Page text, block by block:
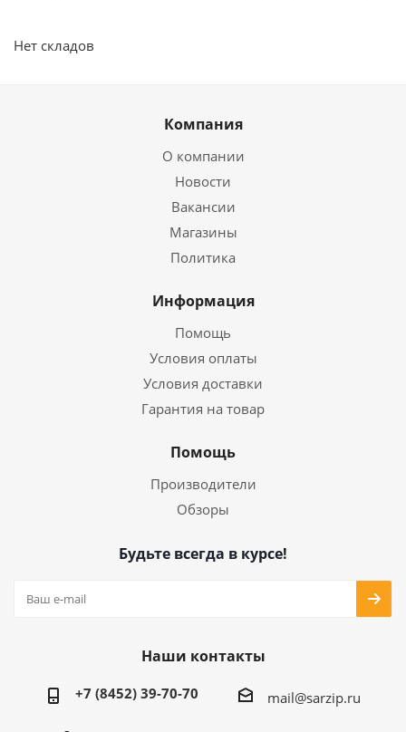
Нет складов
Компания
О компании
Новости
Вакансии
Магазины
Политика
Информация
Помощь
Условия оплаты
Условия доставки
Гарантия на товар
Помощь
Производители
Обзоры
Будьте всегда в курсе!
Наши контакты
+7 (8452) 39-70-70 mail@sarzip.ru